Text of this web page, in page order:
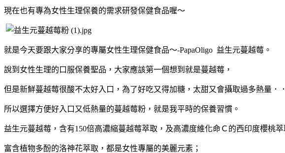
現在也有專為女性生理保養的需求研發保健食品喔～
就是今天要跟大家分享的專屬女性生理保健食品～-PapaOligo 益生元蔓越莓。
說到女性生理的口服保養聖品，大家應該第一個想到就是蔓越莓，
但是新鮮蔓越莓很酸不太好入口，為了好吃又得加糖，太甜又會攝取過多熱量．
所以選擇方便好入口又低熱量的蔓越莓粉，就是我平時的保養習慣。
益生元蔓越莓，含有150倍高濃縮蔓越莓萃取，及高濃度維化命Ｃ的西印度櫻桃萃
富含植物多酚的洛神花萃取，都是女性專屬的美麗元素；